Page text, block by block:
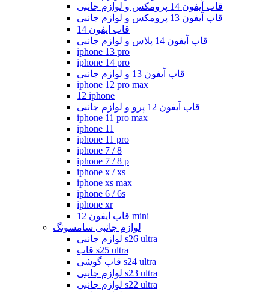
قاب آیفون 14 پرومکس و لوازم جانبی
قاب آیفون 13 پرومکس و لوازم جانبی
قاب ایفون 14
قاب آیفون 14 پلاس و لوازم جانبی
iphone 13 pro
iphone 14 pro
قاب آیفون 13 و لوازم جانبی
iphone 12 pro max
12 iphone
قاب آیفون 12 پرو و لوازم جانبی
iphone 11 pro max
iphone 11
iphone 11 pro
iphone 7 / 8
iphone 7 / 8 p
iphone x / xs
iphone xs max
iphone 6 / 6s
iphone xr
قاب ایفون 12 mini
لوازم جانبی سامسونگ
لوازم جانبی s26 ultra
قاب s25 ultra
قاب گوشی s24 ultra
لوازم جانبی s23 ultra
لوازم جانبی s22 ultra